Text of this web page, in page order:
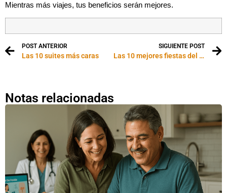
Mientras más viajes, tus beneficios serán mejores.
POST ANTERIOR
Las 10 suites más caras
SIGUIENTE POST
Las 10 mejores fiestas del mundo
Notas relacionadas